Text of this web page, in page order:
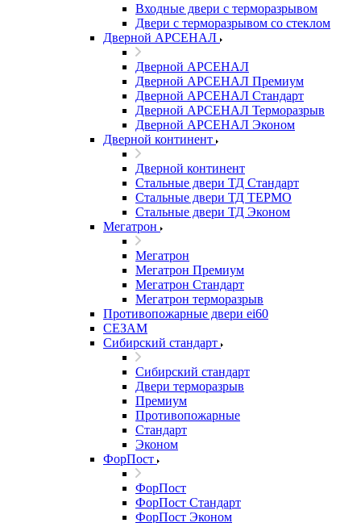
Входные двери с терморазрывом
Двери с терморазрывом со стеклом
Дверной АРСЕНАЛ
Дверной АРСЕНАЛ
Дверной АРСЕНАЛ Премиум
Дверной АРСЕНАЛ Стандарт
Дверной АРСЕНАЛ Терморазрыв
Дверной АРСЕНАЛ Эконом
Дверной континент
Дверной континент
Стальные двери ТД Стандарт
Стальные двери ТД ТЕРМО
Стальные двери ТД Эконом
Мегатрон
Мегатрон
Мегатрон Премиум
Мегатрон Стандарт
Мегатрон терморазрыв
Противопожарные двери ei60
СЕЗАМ
Сибирский стандарт
Сибирский стандарт
Двери терморазрыв
Премиум
Противопожарные
Стандарт
Эконом
ФорПост
ФорПост
ФорПост Стандарт
ФорПост Эконом